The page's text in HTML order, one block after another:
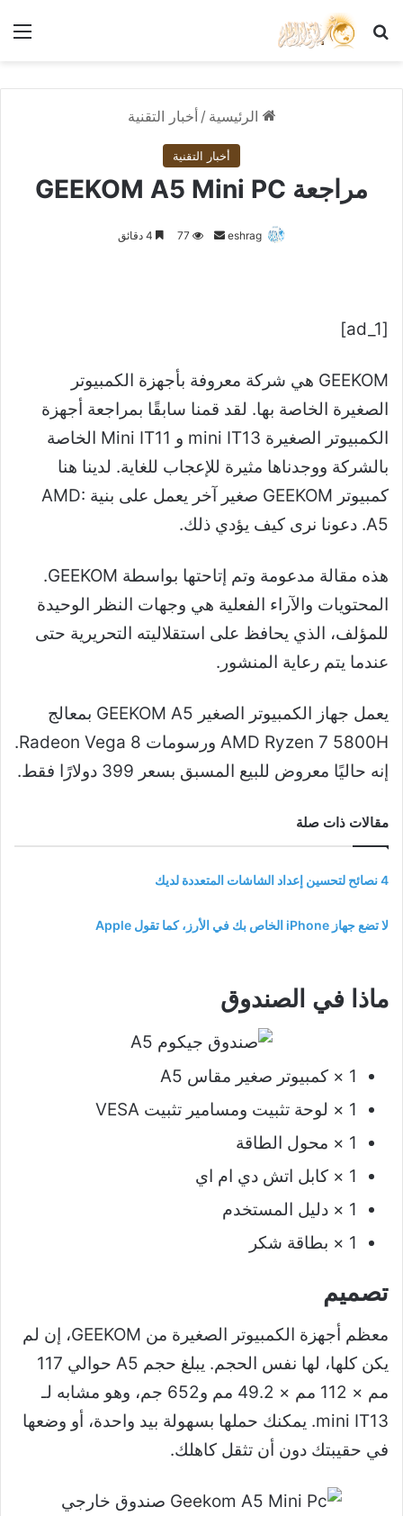
بحث عن
الرئيسية / أخبار التقنية
أخبار التقنية
مراجعة GEEKOM A5 Mini PC
eshrag
أرسل 77
[ad_1]
GEEKOM هي شركة معروفة بأجهزة الكمبيوتر
الصغيرة الخاصة بها. لقد قمنا سابقًا بمراجعة أجهزة
الكمبيوتر الصغيرة mini IT13 و Mini IT11 الخاصة
بالشركة ووجدناها مثيرة للإعجاب للغاية. لدينا هنا
كمبيوتر GEEKOM صغير آخر يعمل على بنية AMD:
A5. دعونا نرى كيف يؤدي ذلك.
هذه مقالة مدعومة وتم إتاحتها بواسطة GEEKOM.
المحتويات والآراء الفعلية هي وجهات النظر الوحيدة
للمؤلف، الذي يحافظ على استقلاليته التحريرية حتى
عندما يتم رعاية المنشور.
يعمل جهاز الكمبيوتر الصغير GEEKOM A5 بمعالج
AMD Ryzen 7 5800H ورسومات Radeon Vega 8.
إنه حاليًا معروض للبيع المسبق بسعر 399 دولارًا فقط.
مقالات ذات صلة
4 نصائح لتحسين إعداد الشاشات المتعددة لديك
لا تضع جهاز iPhone الخاص بك في الأرز، كما تقول Apple
ماذا في الصندوق
1 × كمبيوتر صغير مقاس A5
1 × لوحة تثبيت ومسامير تثبيت VESA
1 × محول الطاقة
1 × كابل اتش دي ام اي
1 × دليل المستخدم
1 × بطاقة شكر
تصميم
معظم أجهزة الكمبيوتر الصغيرة من GEEKOM، إن لم
يكن كلها، لها نفس الحجم. يبلغ حجم A5 حوالي 117
مم × 112 مم × 49.2 مم و652 جم، وهو مشابه لـ
mini IT13. يمكنك حملها بسهولة بيد واحدة، أو وضعها
في حقيبتك دون أن تثقل كاهلك.